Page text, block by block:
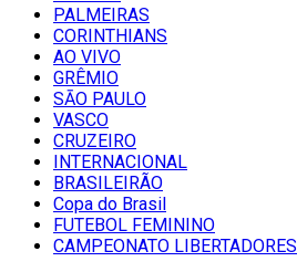
PALMEIRAS
CORINTHIANS
AO VIVO
GRÊMIO
SĀO PAULO
VASCO
CRUZEIRO
INTERNACIONAL
BRASILEIRÃO
Copa do Brasil
FUTEBOL FEMININO
CAMPEONATO LIBERTADORES